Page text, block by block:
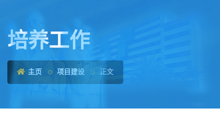
培养工作
主页 项目建设 正文